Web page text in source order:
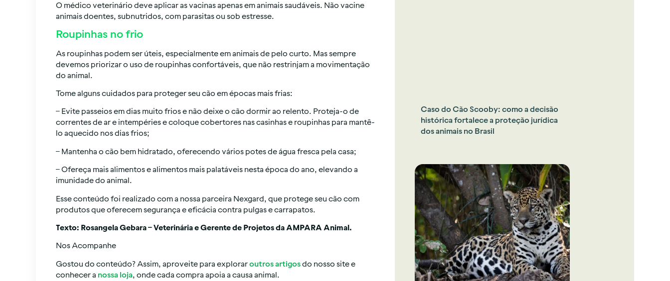
O médico veterinário deve aplicar as vacinas apenas em animais saudáveis. Não vacine
animais doentes, subnutridos, com parasitas ou sob estresse.
Roupinhas no frio
As roupinhas podem ser úteis, especialmente em animais de pelo curto. Mas sempre
devemos priorizar o uso de roupinhas confortáveis, que não restrinjam a movimentação
do animal.
Tome alguns cuidados para proteger seu cão em épocas mais frias:
– Evite passeios em dias muito frios e não deixe o cão dormir ao relento. Proteja-o de
correntes de ar e intempéries e coloque cobertores nas casinhas e roupinhas para mantê-
lo aquecido nos dias frios;
– Mantenha o cão bem hidratado, oferecendo vários potes de água fresca pela casa;
– Ofereça mais alimentos e alimentos mais palatáveis nesta época do ano, elevando a
imunidade do animal.
Esse conteúdo foi realizado com a nossa parceira Nexgard, que protege seu cão com
produtos que oferecem segurança e eficácia contra pulgas e carrapatos.
Texto: Rosangela Gebara – Veterinária e Gerente de Projetos da AMPARA Animal.
Nos Acompanhe
Gostou do conteúdo? Assim, aproveite para exploraroutros artigosdo nosso site e
conhecer a nossa loja, onde cada compra apoia a causa animal.
Caso do Cão Scooby: como a decisão
histórica fortalece a proteção jurídica
dos animais no Brasil